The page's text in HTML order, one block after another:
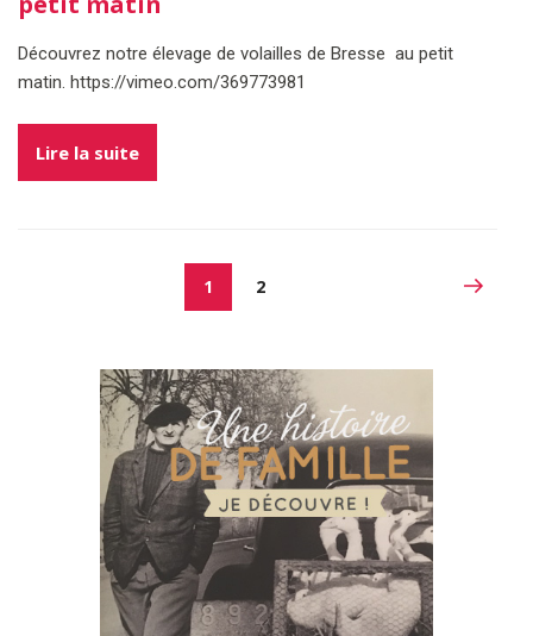
Découvrez notre élevage de volailles de Bresse au petit
matin. https://vimeo.com/369773981
Lire la suite
1 2